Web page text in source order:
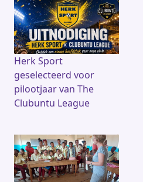
b
o
o
k
d
s
A
p
p
Herk Sport
geselecteerd voor
pilootjaar van The
Clubuntu League